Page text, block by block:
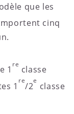
que les
cinq
1
re
classe
1
re
/2
e
classe